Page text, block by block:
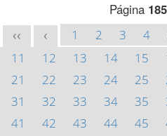
Página 185
<< < 1 2 3 4
11
12 13 14 15
21
22 23 24 25
31
32 33 34 35
41
42 43 44 45